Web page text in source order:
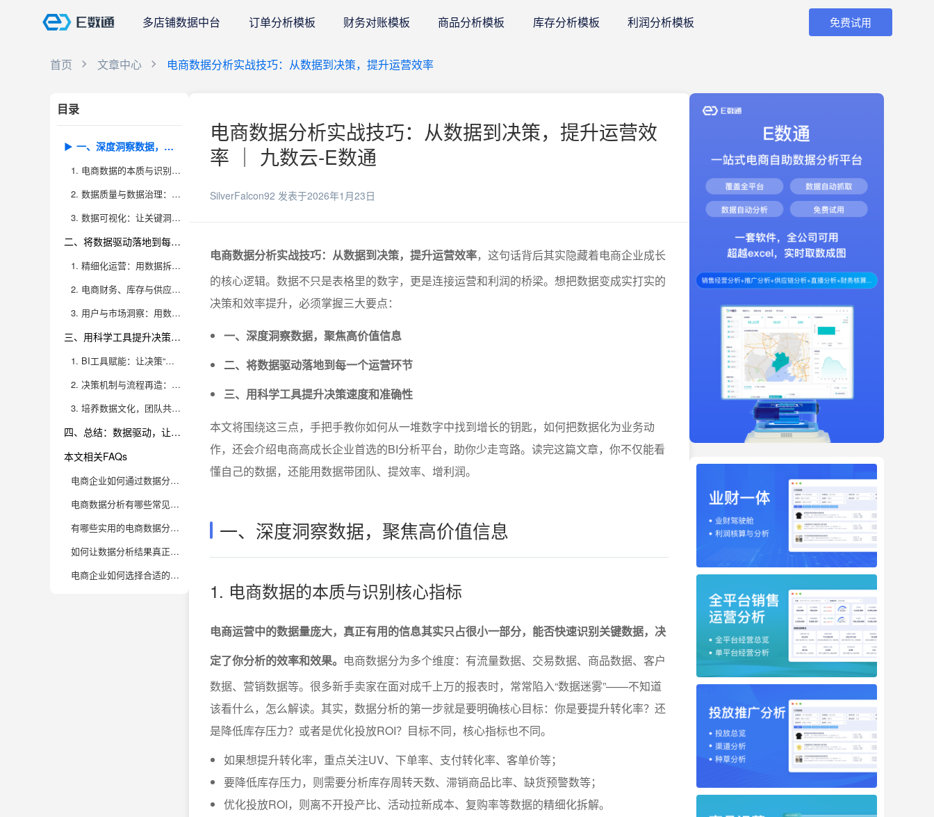
多店铺数据中台 订单分析模板 财务对账模板 商品分析模板 库存分析模板 利润分析模板 免费试用
首页 文章中心 电商数据分析实战技巧：从数据到决策，提升运营效率
目录
一、深度洞察数据，聚焦高价值信息
1. 电商数据的本质与识别核心指标
2. 数据质量与数据治理：让分析有据可依
3. 数据可视化：让关键洞察一目了然
二、将数据驱动落地到每一个运营环节
1. 精细化运营：用数据拆解每一个业务场景
2. 电商财务、库存与供应链的数据化管理
3. 用户与市场洞察：用数据驱动增长创新
三、用科学工具提升决策速度和准确性
1. BI工具赋能：让决策“看得见、算得准”
2. 决策机制与流程再造：让数据落地为行动
3. 培养数据文化，团队共识与能力建设
四、总结：数据驱动，让电商运营变得更简单高效
本文相关FAQs
电商企业如何通过数据分析提升运营效率？
电商数据分析有哪些常见误区，企业该如何规避？
有哪些实用的电商数据分析模型值得借鉴？
如何让数据分析结果真正落地，驱动业务决策？
电商企业如何选择合适的数据分析工具？
电商数据分析实战技巧：从数据到决策，提升运营效
率 ｜ 九数云-E数通
SilverFalcon92 发表于2026年1月23日
电商数据分析实战技巧：从数据到决策，提升运营效率，这句话背后其实隐藏着电商企业成长
的核心逻辑。数据不只是表格里的数字，更是连接运营和利润的桥梁。想把数据变成实打实的
决策和效率提升，必须掌握三大要点：
一、深度洞察数据，聚焦高价值信息
二、将数据驱动落地到每一个运营环节
三、用科学工具提升决策速度和准确性
本文将围绕这三点，手把手教你如何从一堆数字中找到增长的钥匙，如何把数据化为业务动
作，还会介绍电商高成长企业首选的BI分析平台，助你少走弯路。读完这篇文章，你不仅能看
懂自己的数据，还能用数据带团队、提效率、增利润。
一、深度洞察数据，聚焦高价值信息
1. 电商数据的本质与识别核心指标
电商运营中的数据量庞大，真正有用的信息其实只占很小一部分，能否快速识别关键数据，决
定了你分析的效率和效果。 电商数据分为多个维度：有流量数据、交易数据、商品数据、客户
数据、营销数据等。很多新手卖家在面对成千上万的报表时，常常陷入“数据迷雾”——不知道
该看什么，怎么解读。其实，数据分析的第一步就是要明确核心目标：你是要提升转化率？还
是降低库存压力？或者是优化投放ROI？目标不同，核心指标也不同。
如果想提升转化率，重点关注UV、下单率、支付转化率、客单价等；
要降低库存压力，则需要分析库存周转天数、滞销商品比率、缺货预警数等；
优化投放ROI，则离不开投产比、活动拉新成本、复购率等数据的精细化拆解。